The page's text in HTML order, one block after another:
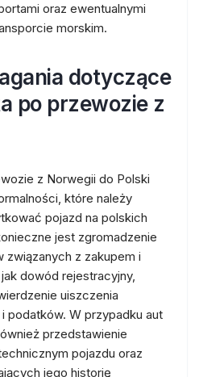
oraz ewentualnymi
morskim.
dotyczące
po przewozie z
z Norwegii do Polski
które należy
pojazd na polskich
jest zgromadzenie
z zakupem i
dowód rejestracyjny,
uiszczenia
podatków. W przypadku aut
przedstawienie
pojazdu oraz
jego historię